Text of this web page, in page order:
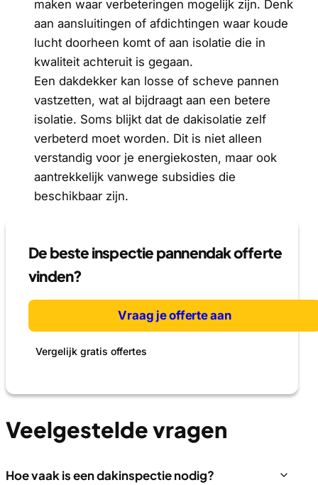
maken waar verbeteringen mogelijk zijn. Denk
aan aansluitingen of afdichtingen waar koude
lucht doorheen komt of aan isolatie die in
kwaliteit achteruit is gegaan.
Een dakdekker kan losse of scheve pannen
vastzetten, wat al bijdraagt aan een betere
isolatie. Soms blijkt dat de dakisolatie zelf
verbeterd moet worden. Dit is niet alleen
verstandig voor je energiekosten, maar ook
aantrekkelijk vanwege subsidies die
beschikbaar zijn.
De beste inspectie pannendak offerte
vinden?
Vraag je offerte aan
Vergelijk gratis offertes
Veelgestelde vragen
Hoe vaak is een dakinspectie nodig?